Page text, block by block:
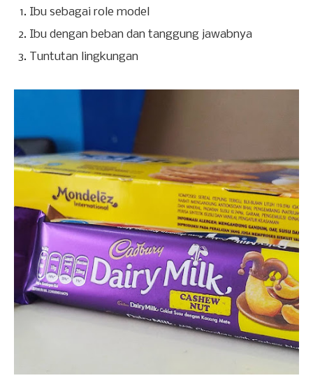
Ibu sebagai role model
Ibu dengan beban dan tanggung jawabnya
Tuntutan lingkungan